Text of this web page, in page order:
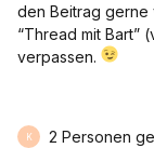
den Beitrag
“Thread mit Bart”
verpassen.
K 2 Personen